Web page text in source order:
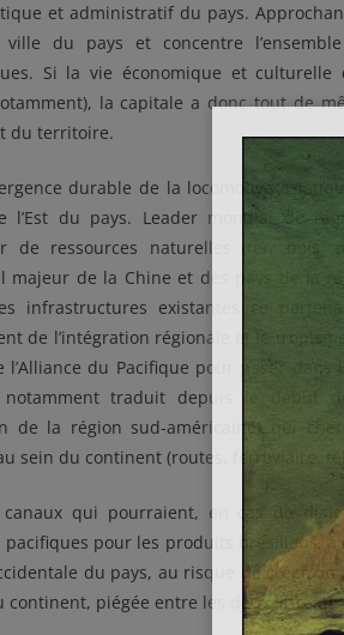
et administratif du pays.
ville du pays et concentre
Si la vie économique et
la capitale a donc tout de
du territoire.
durable de la locomotive
l’Est du pays. Leader mondial de
de ressources naturelles (fer,
majeur de la Chine et des pays de la
infrastructures existantes ce
de l’intégration régionale et le
l’Alliance du Pacifique pour peser
notamment traduit depuis le début
de la région sud-américaine) qui
sein du continent (routes, ferroviaire,
qui pourraient, en cas de
pacifiques pour les produits brésiliens,
du pays, au risque de créer
continent, piégée entre les deux